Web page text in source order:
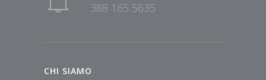
388 165 5635
CHI SIAMO